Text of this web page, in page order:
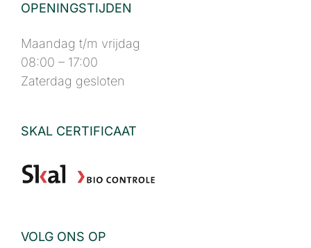
OPENINGSTIJDEN
Maandag t/m vrijdag
08:00 – 17:00
Zaterdag gesloten
SKAL CERTIFICAAT
VOLG ONS OP